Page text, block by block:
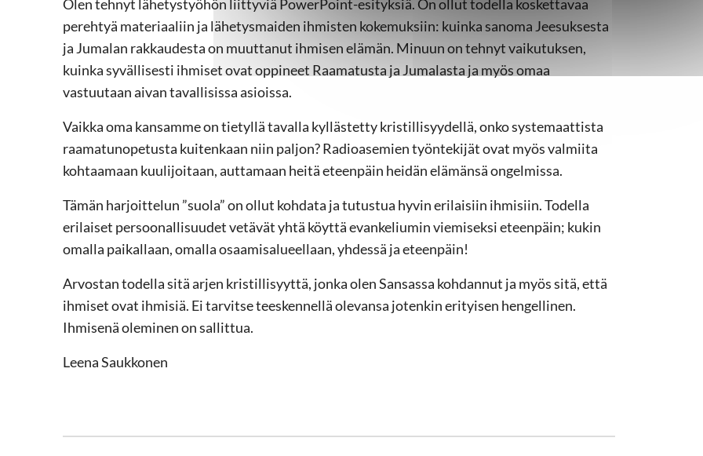
Olen tehnyt lähetystyöhön liittyviä PowerPoint-esityksiä. On ollut todella koskettavaa
perehtyä materiaaliin ja lähetysmaiden ihmisten kokemuksiin: kuinka sanoma Jeesuksesta
ja Jumalan rakkaudesta on muuttanut ihmisen elämän. Minuun on tehnyt vaikutuksen,
kuinka syvällisesti ihmiset ovat oppineet Raamatusta ja Jumalasta ja myös omaa
vastuutaan aivan tavallisissa asioissa.
Vaikka oma kansamme on tietyllä tavalla kyllästetty kristillisyydellä, onko systemaattista
raamatunopetusta kuitenkaan niin paljon? Radioasemien työntekijät ovat myös valmiita
kohtaamaan kuulijoitaan, auttamaan heitä eteenpäin heidän elämänsä ongelmissa.
Tämän harjoittelun ”suola” on ollut kohdata ja tutustua hyvin erilaisiin ihmisiin. Todella
erilaiset persoonallisuudet vetävät yhtä köyttä evankeliumin viemiseksi eteenpäin; kukin
omalla paikallaan, omalla osaamisalueellaan, yhdessä ja eteenpäin!
Arvostan todella sitä arjen kristillisyyttä, jonka olen Sansassa kohdannut ja myös sitä, että
ihmiset ovat ihmisiä. Ei tarvitse teeskennellä olevansa jotenkin erityisen hengellinen.
Ihmisenä oleminen on sallittua.
Leena Saukkonen